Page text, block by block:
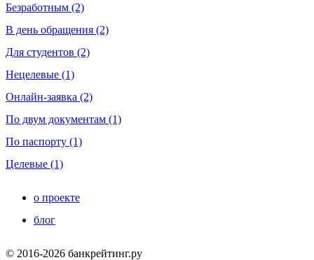
Безработным (2)
В день обращения (2)
Для студентов (2)
Нецелевые (1)
Онлайн-заявка (2)
По двум документам (1)
По паспорту (1)
Целевые (1)
о проекте
блог
© 2016-2026 банкрейтинг.ру